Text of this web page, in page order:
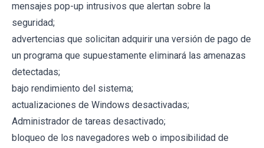
mensajes pop-up intrusivos que alertan sobre la
seguridad;
advertencias que solicitan adquirir una versión de pago de
un programa que supuestamente eliminará las amenazas
detectadas;
bajo rendimiento del sistema;
actualizaciones de Windows desactivadas;
Administrador de tareas desactivado;
bloqueo de los navegadores web o imposibilidad de